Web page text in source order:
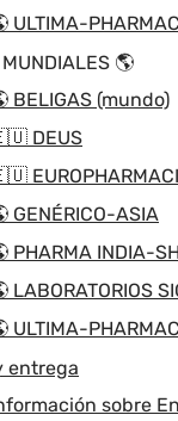
ULTIMA-
🌎
BELIGAS (mundo)
DEUS
GENÉRICO-ASIA
PHARMA INDIA-
LABORATORIOS
ULTIMA-
entrega
sobre